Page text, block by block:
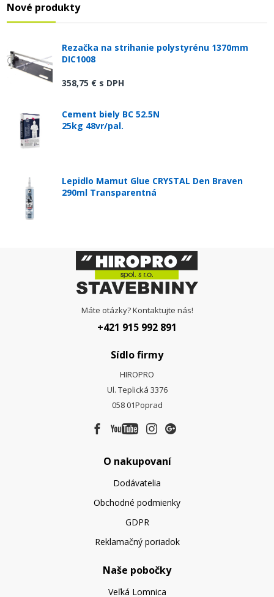
Nové produkty
Rezačka na strihanie polystyrénu 1370mm
DIC1008
358,75 € s DPH
Cement biely BC 52.5N
25kg 48vr/pal.
Lepidlo Mamut Glue CRYSTAL Den Braven
290ml Transparentná
Máte otázky? Kontaktujte nás!
+421 915 992 891
Sídlo firmy
HIROPRO
Ul. Teplická 3376
058 01Poprad
O nakupovaní
Dodávatelia
Obchodné podmienky
GDPR
Reklamačný poriadok
Naše pobočky
Veľká Lomnica